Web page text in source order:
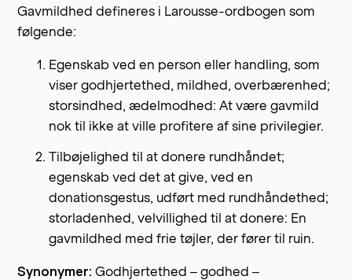
Gavmildhed defineres i Larousse-ordbogen som
følgende:
Egenskab ved en person eller handling, som
viser godhjertethed, mildhed, overbærenhed;
storsindhed, ædelmodhed: At være gavmild
nok til ikke at ville profitere af sine privilegier.
Tilbøjelighed til at donere rundhåndet;
egenskab ved det at give, ved en
donationsgestus, udført med rundhåndethed;
storladenhed, velvillighed til at donere: En
gavmildhed med frie tøjler, der fører til ruin.
Synonymer: Godhjertethed – godhed –